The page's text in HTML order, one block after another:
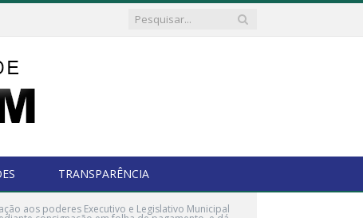
TRANSPARÊNCIA
aos poderes Executivo e Legislativo Municipal